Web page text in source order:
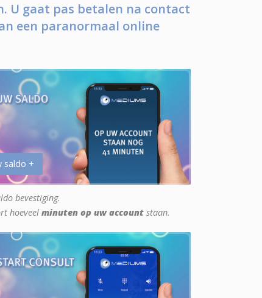
U gaat pas betalen na contact
een paranormaal online
saldo +
bevestiging.
hoeveel minuten op uw account staan.